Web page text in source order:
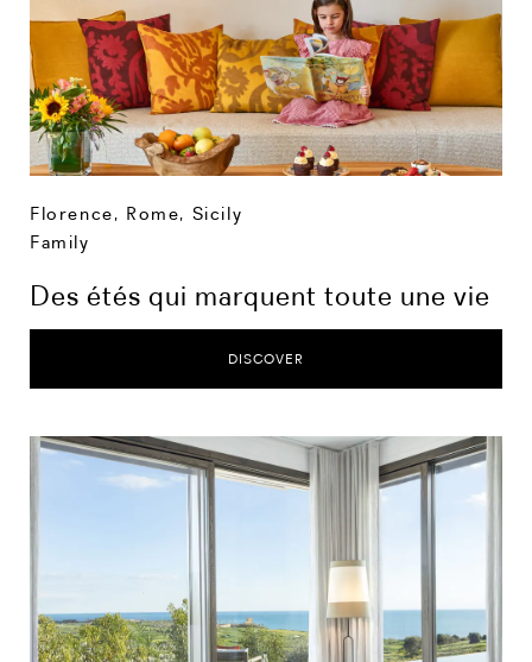
Florence, Rome, Sicily
Family
Des étés qui marquent toute une vie
DISCOVER